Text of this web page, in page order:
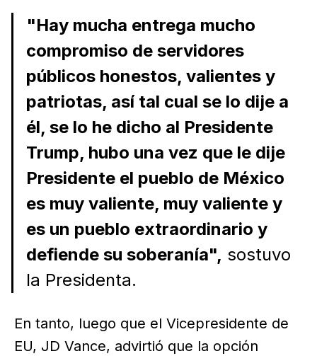
"Hay mucha entrega mucho
compromiso de servidores
públicos honestos, valientes y
patriotas, así tal cual se lo dije a
él, se lo he dicho al Presidente
Trump, hubo una vez que le dije
Presidente el pueblo de México
es muy valiente, muy valiente y
es un pueblo extraordinario y
defiende su soberanía", sostuvo
la Presidenta.
En tanto, luego que el Vicepresidente de
EU, JD Vance, advirtió que la opción